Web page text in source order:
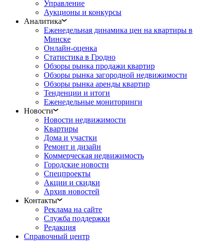
Управление
Аукционы и конкурсы
Аналитика
Еженедельная динамика цен на квартиры в
Минске
Онлайн-оценка
Статистика в Гродно
Обзоры рынка продажи квартир
Обзоры рынка загородной недвижимости
Обзоры рынка аренды квартир
Тенденции и итоги
Еженедельные мониторинги
Новости
Новости недвижимости
Квартиры
Дома и участки
Ремонт и дизайн
Коммерческая недвижимость
Городские новости
Спецпроекты
Акции и скидки
Архив новостей
Контакты
Реклама на сайте
Служба поддержки
Редакция
Справочный центр